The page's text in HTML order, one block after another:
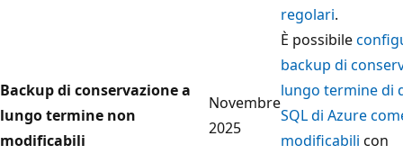
regolari.
Backup di conservazione a
lungo termine non
modificabili
Novembre
2025
È possibile
backup di
lungo termine di
SQL di Azure
modificabili con